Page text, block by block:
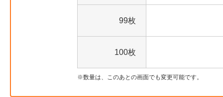
99枚
100枚
数量は、このあとの画面でも変更可能です。